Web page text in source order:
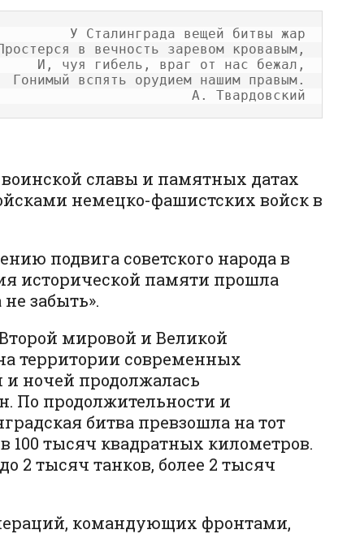
У Сталинграда вещей битвы жар
в вечность заревом кровавым,
И, чуя гибель, враг от нас бежал,
Гонимый вспять орудием нашим правым.
воинской славы и памятных датах
немецко-фашистских войск в
подвига советского народа в
исторической памяти прошла
забыть».
мировой и Великой
территории современных
и ночей продолжалась
По продолжительности и
битва превзошла на тот
100 тысяч квадратных километров.
2 тысяч танков, более 2 тысяч
командующих фронтами,